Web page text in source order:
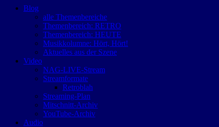
Blog
alle Themenbereiche
Themenbereich: RETRO
Themenbereich: HEUTE
Musikkolumne: Hört, Hört!
Aktuelles aus der Szene
Video
NAG-LIVE-Stream
Streamformate
Retroblah
Streaming-Plan
Mitschnitt-Archiv
YouTube-Archiv
Audio